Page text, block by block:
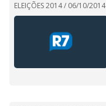
ELEIÇÕES 2014 / 06/10/2014